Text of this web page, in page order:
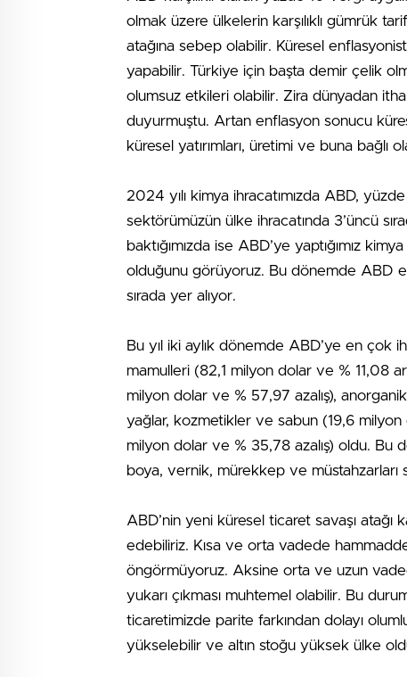
olmak üzere ülkelerin karşılıklı gümrük
atağına sebep olabilir. Küresel
yapabilir. Türkiye için başta demir çelik
olumsuz etkileri olabilir. Zira dünyadan
duyurmuştu. Artan enflasyon sonucu
küresel yatırımları, üretimi ve buna bağlı
2024 yılı kimya ihracatımızda ABD,
sektörümüzün ülke ihracatında 3’üncü
baktığımızda ise ABD’ye yaptığımız
olduğunu görüyoruz. Bu dönemde ABD en
sırada yer alıyor.
Bu yıl iki aylık dönemde ABD’ye en çok
mamulleri (82,1 milyon dolar ve % 11,08
milyon dolar ve % 57,97 azalış),
yağlar, kozmetikler ve sabun (19,6
milyon dolar ve % 35,78 azalış) oldu. Bu
boya, vernik, mürekkep ve
ABD’nin yeni küresel ticaret savaşı
edebiliriz. Kısa ve orta vadede
öngörmüyoruz. Aksine orta ve uzun
yukarı çıkması muhtemel olabilir. Bu
ticaretimizde parite farkından dolayı
yükselebilir ve altın stoğu yüksek ülke